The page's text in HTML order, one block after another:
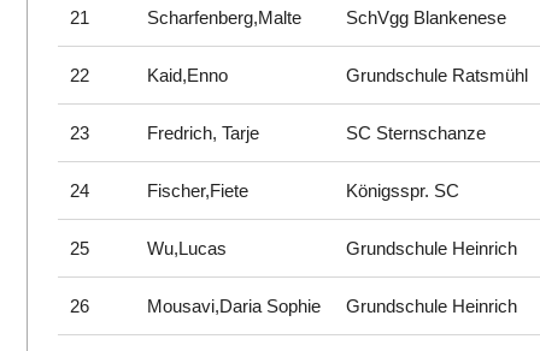
21 Scharfenberg,Malte SchVgg Blankenese
22 Kaid,Enno Grundschule Ratsmühl
23 Fredrich, Tarje SC Sternschanze
24 Fischer,Fiete Königsspr. SC
25 Wu,Lucas Grundschule Heinrich
26 Mousavi,Daria Sophie Grundschule Heinrich